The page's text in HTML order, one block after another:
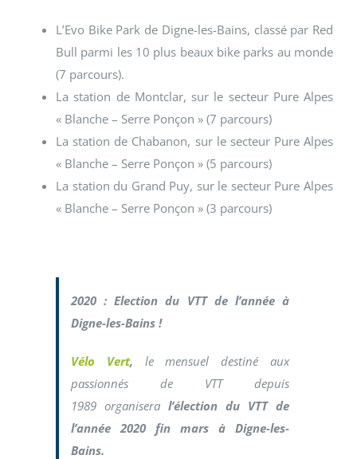
L’Evo Bike Park de Digne-les-Bains, classé par Red
Bull parmi les 10 plus beaux bike parks au monde
(7 parcours).
La station de Montclar, sur le secteur Pure Alpes
« Blanche – Serre Ponçon » (7 parcours)
La station de Chabanon, sur le secteur Pure Alpes
« Blanche – Serre Ponçon » (5 parcours)
La station du Grand Puy, sur le secteur Pure Alpes
« Blanche – Serre Ponçon » (3 parcours)
2020 : Election du VTT de l’année à
Digne-les-Bains !
Vélo Vert, le mensuel destiné aux
passionnés de VTT depuis
1989 organisera l’élection du VTT de
l’année 2020 fin mars à Digne-les-
Bains.